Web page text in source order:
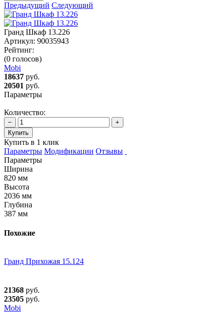
Предыдущий Следующий
Гранд Шкаф 13.226
Артикул: 90035943
Рейтинг:
(0 голосов)
Mobi
18637 руб.
20501 руб.
Параметры
Количество:
−
+
Купить
Купить в 1 клик
Параметры Модификации Отзывы
Параметры
Ширина
820 мм
Высота
2036 мм
Глубина
387 мм
Похожие
Гранд Прихожая 15.124
21368 руб.
23505 руб.
Mobi